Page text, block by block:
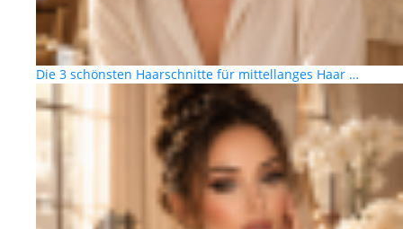
Die 3 schönsten Haarschnitte für mittellanges Haar …